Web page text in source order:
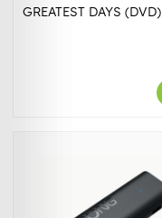
GREATEST DAYS (DVD)